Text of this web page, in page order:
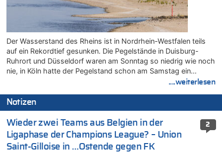
Der Wasserstand des Rheins ist in Nordrhein-Westfalen teils
auf ein Rekordtief gesunken. Die Pegelstände in Duisburg-
Ruhrort und Düsseldorf waren am Sonntag so niedrig wie noch
nie, in Köln hatte der Pegelstand schon am Samstag ein…
....weiterlesen
Notizen
2
Wieder zwei Teams aus Belgien in der
Ligaphase der Champions League? – Union
Saint-Gilloise in …Ostende gegen FK